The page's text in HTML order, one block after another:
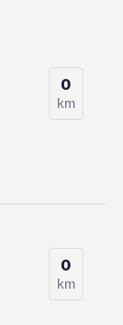
0
km
0
km